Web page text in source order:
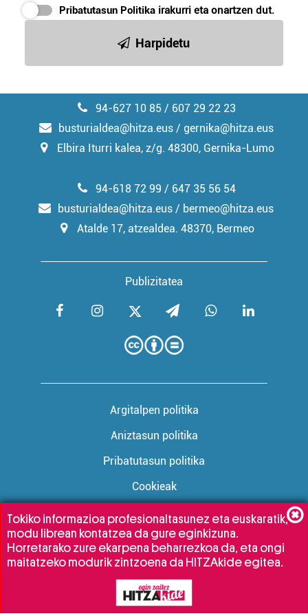
Pribatutasun Politika irakurri eta onartzen dut.
Harpidetu
94-627 10 85 / 607 29 22 23
busturialdea@hitza.eus / gernika@hitza.eus
Elbira Iturri kalea, z/g. 48300, Gernika-Lumo
Publizitatea
94-618 72 99 / 647 35 56 54
busturialdea@hitza.eus / bermeo@hitza.eus
Atalde 17, atzealdea. 48370, Bermeo
Argitalpen politika
Aniztasun politika
Pribatutasun politika
Cookieak
Babesleak:
Tokiko informazioa profesionaltasunez eta euskaratik,
modu librean kontatzea da gure eginkizuna.
Horretarako zure ekarpena beharrezkoa da, eta ongi
maitatzeko modurik zintzoena da HITZAkide egitea.